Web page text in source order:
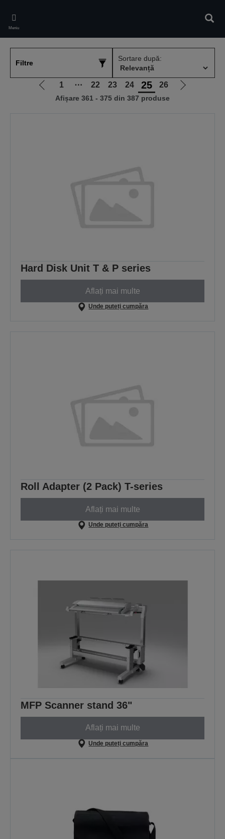
main
content
Meniu
Filtre
Sortare după:
Mergi
1 ⋯ 22 23 24 25 26
Mergi
Afișare 361 - 375 din 387 produse
Hard Disk Unit T & P series
Aflați mai multe
Unde puteți cumpăra
Roll Adapter (2 Pack) T-series
Aflați mai multe
Unde puteți cumpăra
MFP Scanner stand 36"
Aflați mai multe
Unde puteți cumpăra